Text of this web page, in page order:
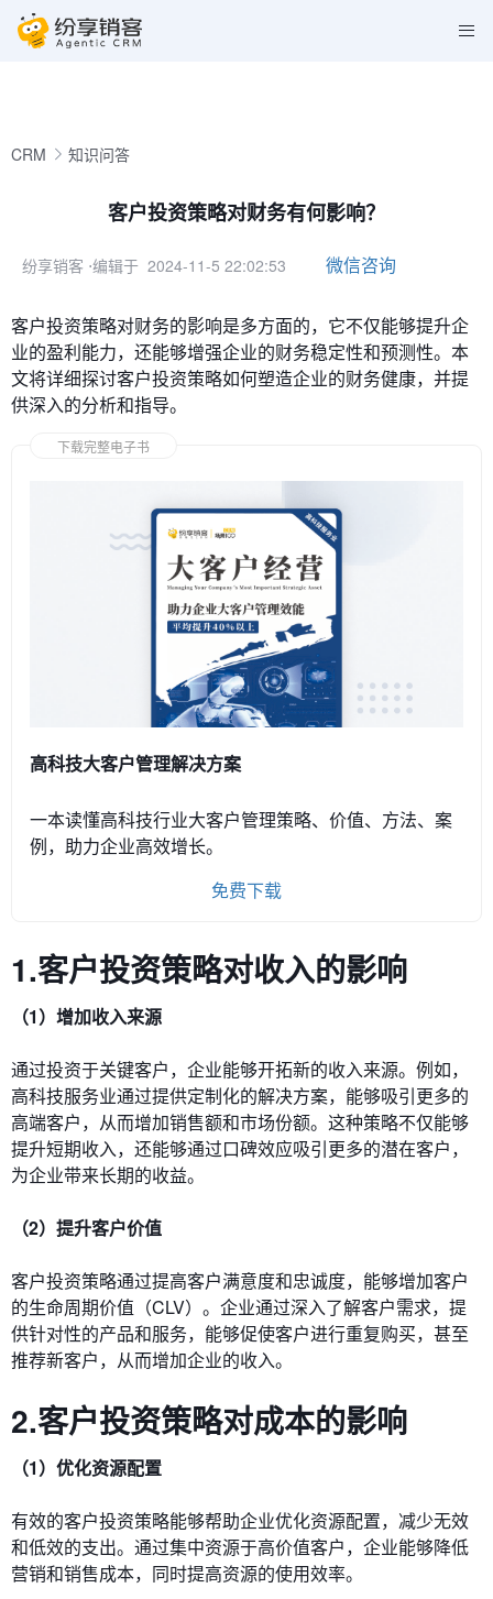
CRM 知识问答
客户投资策略对财务有何影响？
纷享销客 ⋅编辑于 2024-11-5 22:02:53 微信咨询
客户投资策略对财务的影响是多方面的，它不仅能够提升企
业的盈利能力，还能够增强企业的财务稳定性和预测性。本
文将详细探讨客户投资策略如何塑造企业的财务健康，并提
供深入的分析和指导。
下载完整电子书
高科技大客户管理解决方案
一本读懂高科技行业大客户管理策略、价值、方法、案
例，助力企业高效增长。
免费下载
1.客户投资策略对收入的影响
（1）增加收入来源
通过投资于关键客户，企业能够开拓新的收入来源。例如，
高科技服务业通过提供定制化的解决方案，能够吸引更多的
高端客户，从而增加销售额和市场份额。这种策略不仅能够
提升短期收入，还能够通过口碑效应吸引更多的潜在客户，
为企业带来长期的收益。
（2）提升客户价值
客户投资策略通过提高客户满意度和忠诚度，能够增加客户
的生命周期价值（CLV）。企业通过深入了解客户需求，提
供针对性的产品和服务，能够促使客户进行重复购买，甚至
推荐新客户，从而增加企业的收入。
2.客户投资策略对成本的影响
（1）优化资源配置
有效的客户投资策略能够帮助企业优化资源配置，减少无效
和低效的支出。通过集中资源于高价值客户，企业能够降低
营销和销售成本，同时提高资源的使用效率。